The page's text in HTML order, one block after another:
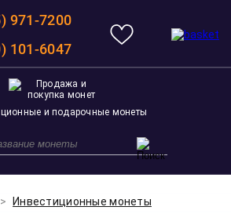
971-7200
101-6047
и подарочные монеты
Инвестиционные монеты